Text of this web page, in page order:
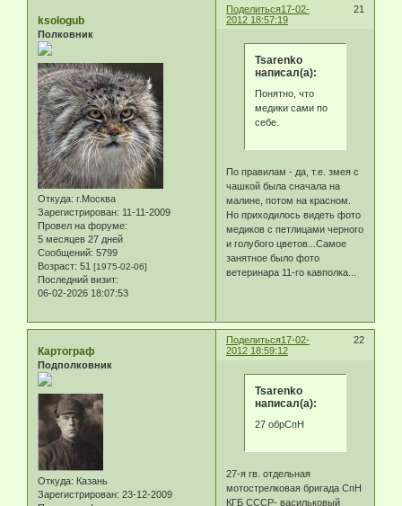
Поделиться 21
17-02-
2012 18:57:19
ksologub
Полковник
Откуда: г.Москва
Зарегистрирован: 11-11-2009
Провел на форуме:
5 месяцев 27 дней
Сообщений: 5799
Возраст: 51 [1975-02-06]
Последний визит:
06-02-2026 18:07:53
Tsarenko
написал(а):
Понятно, что
медики сами по
себе.
По правилам - да, т.е. змея с
чашкой была сначала на
малине, потом на красном.
Но приходилось видеть фото
медиков с петлицами черного
и голубого цветов...Самое
занятное было фото
ветеринара 11-го кавполка...
Поделиться 22
17-02-
2012 18:59:12
Картограф
Подполковник
Откуда: Казань
Зарегистрирован: 23-12-2009
Tsarenko
написал(а):
27 обрСпН
27-я гв. отдельная
мотострелковая бригада СпН
КГБ СССР- васильковый